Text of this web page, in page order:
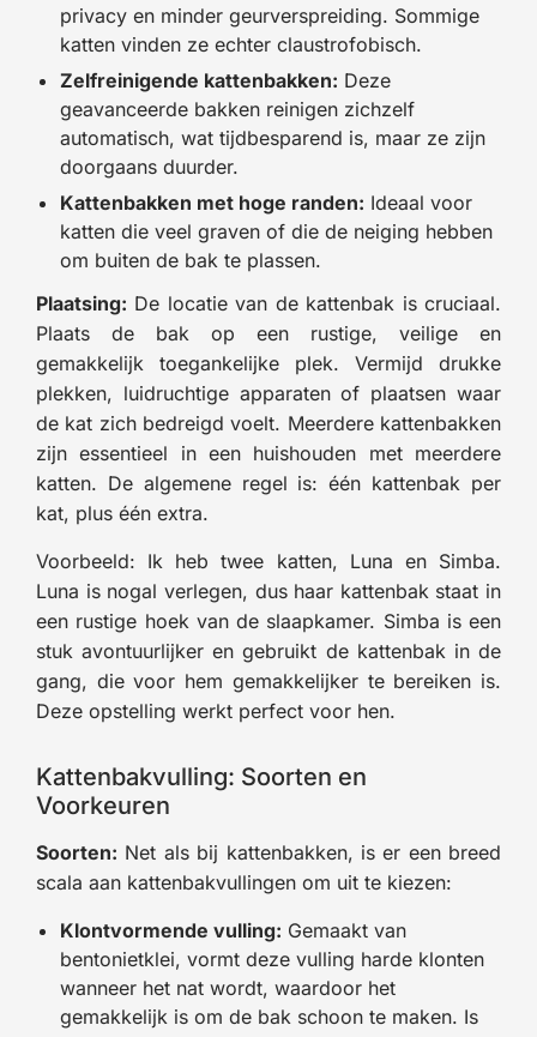
privacy en minder geurverspreiding. Sommige
katten vinden ze echter claustrofobisch.
Zelfreinigende kattenbakken: Deze
geavanceerde bakken reinigen zichzelf
automatisch, wat tijdbesparend is, maar ze zijn
doorgaans duurder.
Kattenbakken met hoge randen: Ideaal voor
katten die veel graven of die de neiging hebben
om buiten de bak te plassen.
Plaatsing: De locatie van de kattenbak is cruciaal.
Plaats de bak op een rustige, veilige en
gemakkelijk toegankelijke plek. Vermijd drukke
plekken, luidruchtige apparaten of plaatsen waar
de kat zich bedreigd voelt. Meerdere kattenbakken
zijn essentieel in een huishouden met meerdere
katten. De algemene regel is: één kattenbak per
kat, plus één extra.
Voorbeeld: Ik heb twee katten, Luna en Simba.
Luna is nogal verlegen, dus haar kattenbak staat in
een rustige hoek van de slaapkamer. Simba is een
stuk avontuurlijker en gebruikt de kattenbak in de
gang, die voor hem gemakkelijker te bereiken is.
Deze opstelling werkt perfect voor hen.
Kattenbakvulling: Soorten en
Voorkeuren
Soorten: Net als bij kattenbakken, is er een breed
scala aan kattenbakvullingen om uit te kiezen:
Klontvormende vulling: Gemaakt van
bentonietklei, vormt deze vulling harde klonten
wanneer het nat wordt, waardoor het
gemakkelijk is om de bak schoon te maken. Is